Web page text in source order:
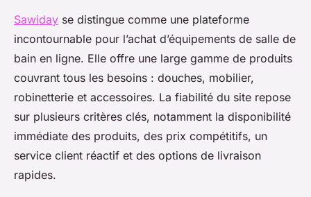
Sawiday se distingue comme une plateforme
incontournable pour l’achat d’équipements de salle de
bain en ligne. Elle offre une large gamme de produits
couvrant tous les besoins : douches, mobilier,
robinetterie et accessoires. La fiabilité du site repose
sur plusieurs critères clés, notamment la disponibilité
immédiate des produits, des prix compétitifs, un
service client réactif et des options de livraison
rapides.